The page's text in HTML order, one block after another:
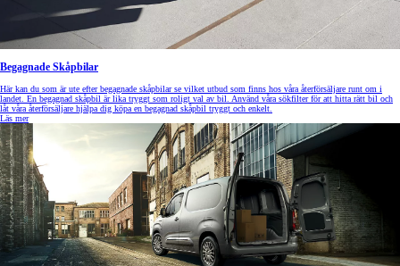
Begagnade Skåpbilar
Här kan du som är ute efter begagnade skåpbilar se vilket utbud som finns hos våra återförsäljare runt om i
landet. En begagnad skåpbil är lika tryggt som roligt val av bil. Använd våra sökfilter för att hitta rätt bil och
låt våra återförsäljare hjälpa dig köpa en begagnad skåpbil tryggt och enkelt.
Läs mer